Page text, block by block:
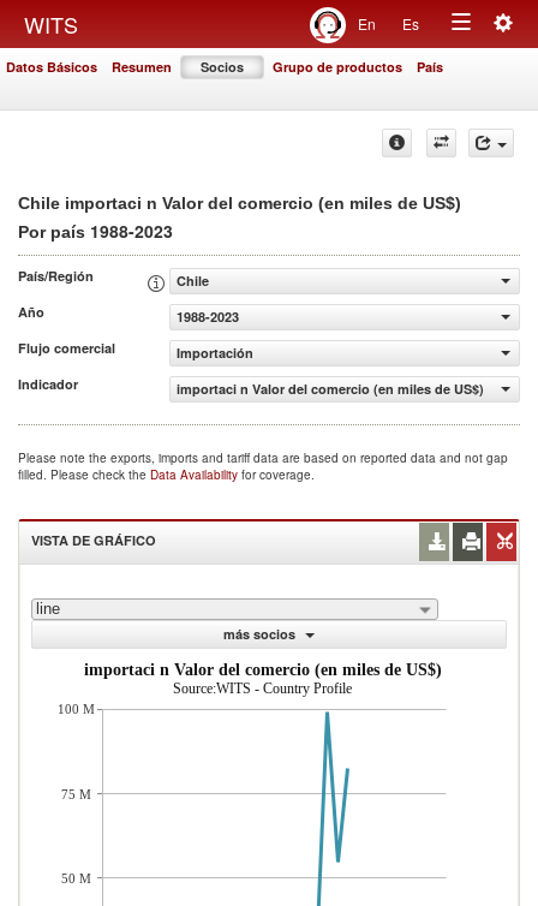
WITS En Es
Toggle
Datos Básicos Resumen Socios Grupo de productos País
Chile importaci n Valor del comercio (en miles de US$)
Por país 1988-2023
País/Región
Chile
Año
1988-2023
Flujo comercial
Importación
Indicador
importaci n Valor del comercio (en miles de US$)
Please note the exports, imports and tariff data are based on reported data and not gap
filled. Please check the Data Availability for coverage.
VISTA DE GRÁFICO
line
más socios
importaci n Valor del comercio (en miles de US$)
Source:WITS - Country Profile
100 M
75 M
50 M